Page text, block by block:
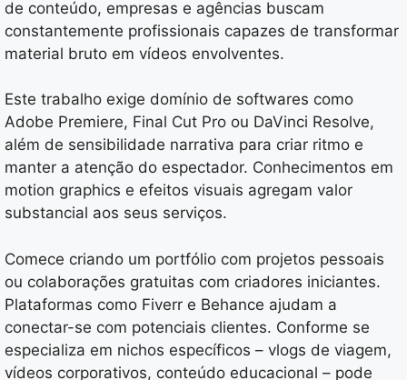
de conteúdo, empresas e agências buscam
constantemente profissionais capazes de transformar
material bruto em vídeos envolventes.
Este trabalho exige domínio de softwares como
Adobe Premiere, Final Cut Pro ou DaVinci Resolve,
além de sensibilidade narrativa para criar ritmo e
manter a atenção do espectador. Conhecimentos em
motion graphics e efeitos visuais agregam valor
substancial aos seus serviços.
Comece criando um portfólio com projetos pessoais
ou colaborações gratuitas com criadores iniciantes.
Plataformas como Fiverr e Behance ajudam a
conectar-se com potenciais clientes. Conforme se
especializa em nichos específicos – vlogs de viagem,
vídeos corporativos, conteúdo educacional – pode